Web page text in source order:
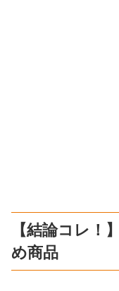
【結論コレ！
め商品